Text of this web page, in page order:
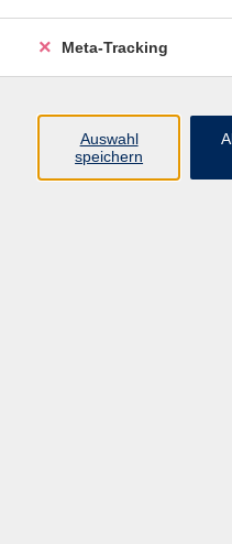
Über uns
Meta-Tracking
Auswahl
speichern